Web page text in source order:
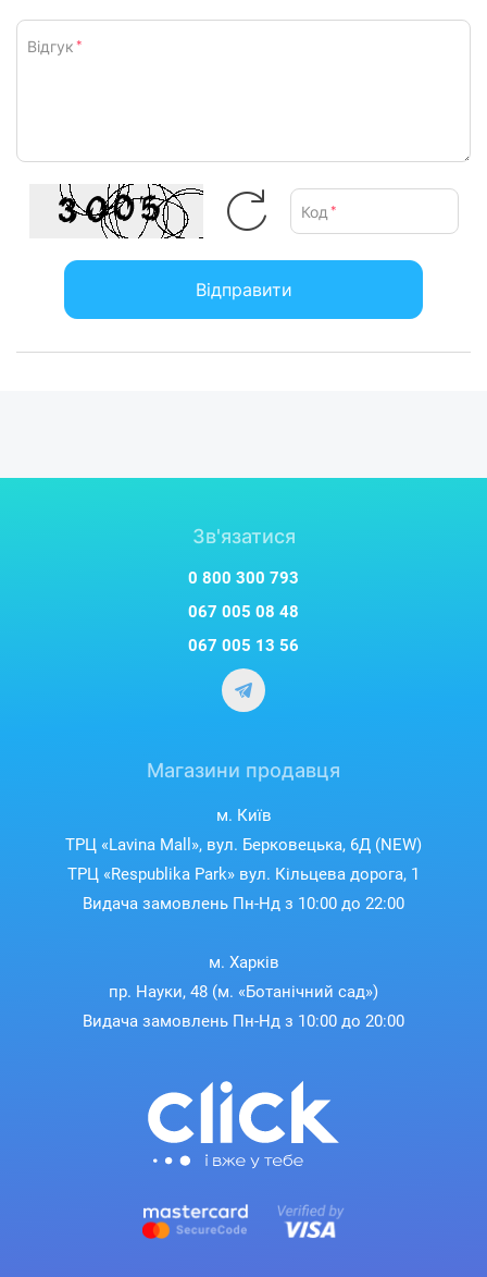
Відгук *
Код *
Відправити
Зв'язатися
0 800 300 793
067 005 08 48
067 005 13 56
Магазини продавця
м. Київ
ТРЦ «Lavina Mall», вул. Берковецька, 6Д (NEW)
ТРЦ «Respublika Park» вул. Кільцева дорога, 1
Видача замовлень Пн-Нд з 10:00 до 22:00
м. Харків
пр. Науки, 48 (м. «Ботанічний сад»)
Видача замовлень Пн-Нд з 10:00 до 20:00